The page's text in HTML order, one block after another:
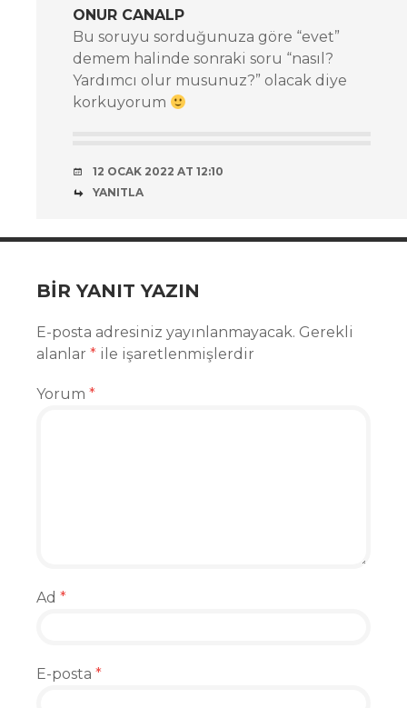
ONUR CANALP
Bu soruyu sorduğunuza göre “evet”
demem halinde sonraki soru “nasıl?
Yardımcı olur musunuz?” olacak diye
korkuyorum
12 OCAK 2022 AT 12:10
YANITLA
BIR YANIT YAZIN
E-posta adresiniz yayınlanmayacak. Gerekli
alanlar * ile işaretlenmişlerdir
Yorum *
Ad *
E-posta *